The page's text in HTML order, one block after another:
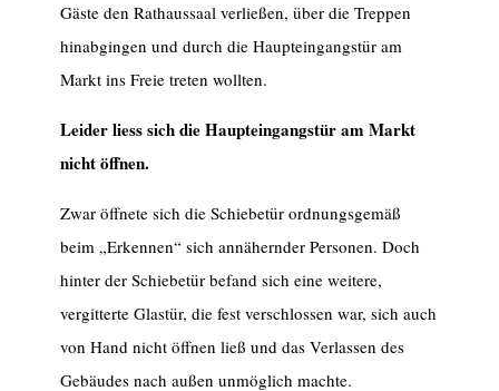
Gäste den Rathaussaal verließen, über die Treppen
hinabgingen und durch die Haupteingangstür am
Markt ins Freie treten wollten.
Leider liess sich die Haupteingangstür am Markt
nicht öffnen.
Zwar öffnete sich die Schiebetür ordnungsgemäß
beim „Erkennen“ sich annähernder Personen. Doch
hinter der Schiebetür befand sich eine weitere,
vergitterte Glastür, die fest verschlossen war, sich auch
von Hand nicht öffnen ließ und das Verlassen des
Gebäudes nach außen unmöglich machte.